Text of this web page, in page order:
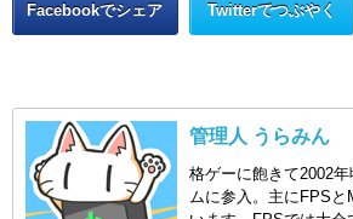
Facebookでシェア Twitterでつぶやく
管理人 うらみん
格ゲーに飽きて2002
ムに参入。主にFPSと